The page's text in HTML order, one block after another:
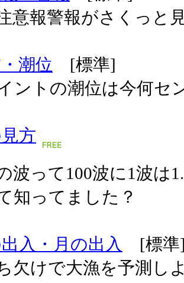
意報警報がさくっと
潮位 [標準]
ントの潮位は今何セ
方
波って100波に1波は
知ってました？
入・月の出入
[標準
欠けで大漁を予測し